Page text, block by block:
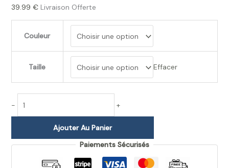
39.99 € Livraison Offerte
Couleur
Taille Effacer
- +
Ajouter Au Panier
Paiements Sécurisés